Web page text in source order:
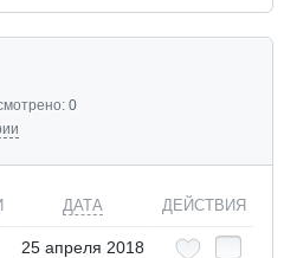
0
ДАТА ДЕЙСТВИЯ
25 апреля 2018